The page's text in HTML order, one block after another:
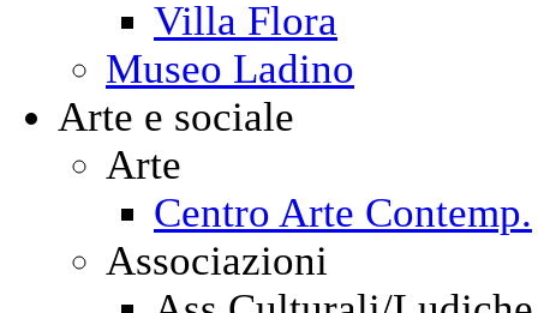
Villa Flora
Museo Ladino
Arte e sociale
Arte
Centro Arte Contemp.
Associazioni